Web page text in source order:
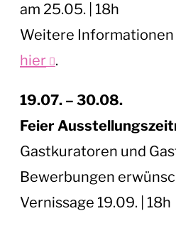
am 25.05. | 18h
Weitere Informationen
hier
.
19.07. – 30.08.
Feier
Gastkuratoren und
Bewerbungen
Vernissage 19.09. | 18h